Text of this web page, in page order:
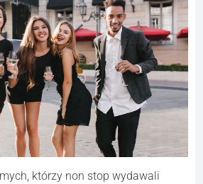
którzy non stop wydawali